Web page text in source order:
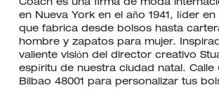
Coach es una firma de moda
en Nueva York en el año 1941, líder
que fabrica desde bolsos hasta
hombre y zapatos para mujer.
valiente visión del director creativo
espíritu de nuestra ciudad natal. Calle
Bilbao 48001 para personalizar tus